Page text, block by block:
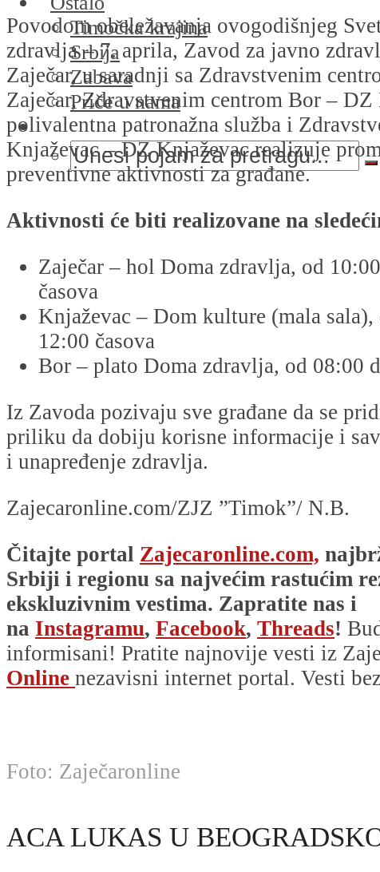
Timočka krajina
Srbija
Zabava
Priče u nama
Povodom obeležavanja ovogodišnjeg
zdravlja – 7. aprila, Zavod za javno
Zaječar, u saradnji sa Zdravstvenim
Zaječar, Zdravstvenim centrom Bor – DZ
polivalentna patronažna služba i
Knjaževac – DZ Knjaževac realizuje
preventivne aktivnosti za građane.
Aktivnosti će biti realizovane na
Zaječar – hol Doma zdravlja, od
časova
Knjaževac – Dom kulture (mala
12:00 časova
Bor – plato Doma zdravlja, od 08:00
Iz Zavoda pozivaju sve građane da se
priliku da dobiju korisne informacije i
i unapređenje zdravlja.
Zajecaronline.com/ZJZ ”Timok”/ N.B.
Čitajte portal Zajecaronline.com,
Srbiji i regionu sa najvećim rastućim
ekskluzivnim vestima. Zapratite nas i
na Instagramu, Facebook, Threads!
informisani! Pratite najnovije vesti iz
Online nezavisni internet portal. Vesti
Foto: Zaječaronline
ACA LUKAS U